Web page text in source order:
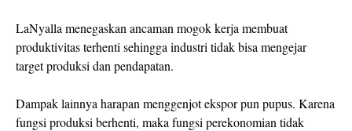
LaNyalla menegaskan ancaman mogok kerja membuat
produktivitas terhenti sehingga industri tidak bisa mengejar
target produksi dan pendapatan.
Dampak lainnya harapan menggenjot ekspor pun pupus. Karena
fungsi produksi berhenti, maka fungsi perekonomian tidak